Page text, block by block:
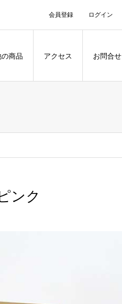
会員登録 ログイン
商品 アクセス お問合せ
ンク